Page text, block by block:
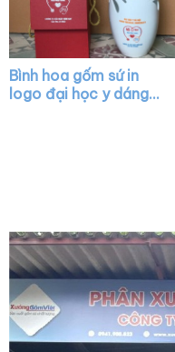
Bình hoa gốm sứ in
logo đại học y dáng